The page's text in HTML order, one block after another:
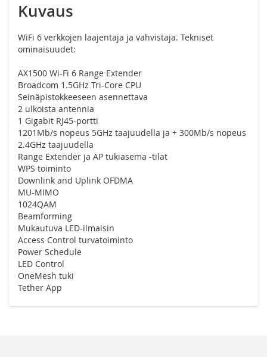
Kuvaus
WiFi 6 verkkojen laajentaja ja vahvistaja. Tekniset
ominaisuudet:
AX1500 Wi-Fi 6 Range Extender
Broadcom 1.5GHz Tri-Core CPU
Seinäpistokkeeseen asennettava
2 ulkoista antennia
1 Gigabit RJ45-portti
1201Mb/s nopeus 5GHz taajuudella ja + 300Mb/s nopeus
2.4GHz taajuudella
Range Extender ja AP tukiasema -tilat
WPS toiminto
Downlink and Uplink OFDMA
MU-MIMO
1024QAM
Beamforming
Mukautuva LED-ilmaisin
Access Control turvatoiminto
Power Schedule
LED Control
OneMesh tuki
Tether App